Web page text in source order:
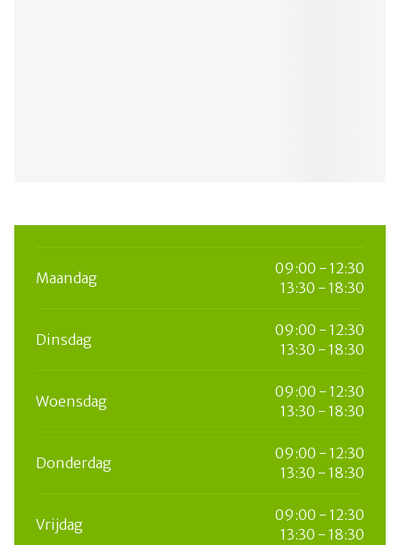
Maandag
09:00 - 12:30
13:30 - 18:30
Dinsdag
09:00 - 12:30
13:30 - 18:30
Woensdag
09:00 - 12:30
13:30 - 18:30
Donderdag
09:00 - 12:30
13:30 - 18:30
Vrijdag
09:00 - 12:30
13:30 - 18:30